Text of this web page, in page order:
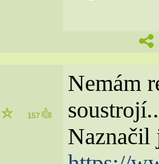
157
Nemám
Naznačil